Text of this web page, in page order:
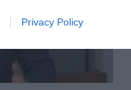
Privacy Policy